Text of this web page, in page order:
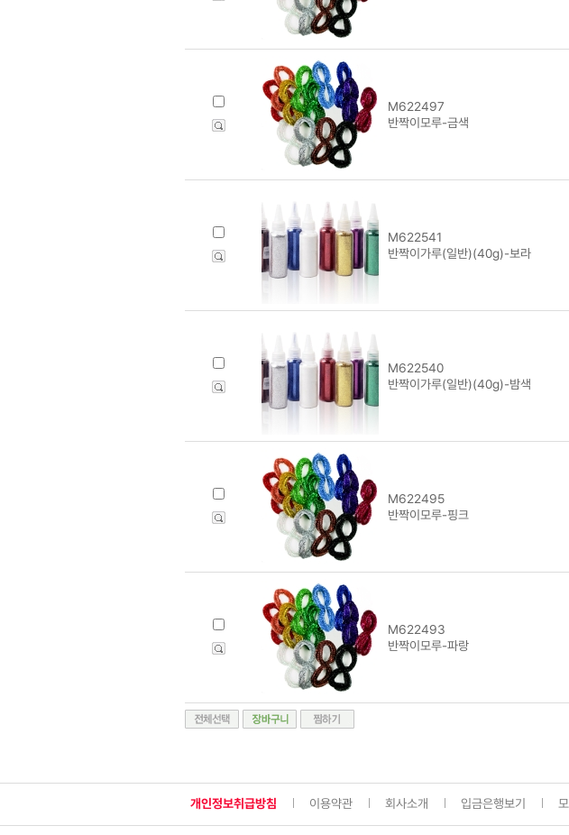
M622497
반짝이모루-금색
M622541
반짝이가루(일반)(40g)-보라
M622540
반짝이가루(일반)(40g)-밤색
M622495
반짝이모루-핑크
M622493
반짝이모루-파랑
개인정보취급방침 이용약관 회사소개 입금은행보기